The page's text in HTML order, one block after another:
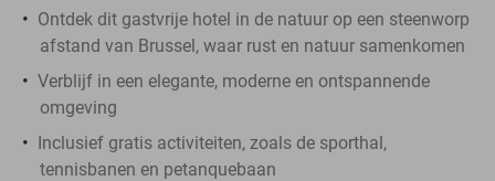
Ontdek dit gastvrije hotel in de natuur op een steenworp
afstand van Brussel, waar rust en natuur samenkomen
Verblijf in een elegante, moderne en ontspannende
omgeving
Inclusief gratis activiteiten, zoals de sporthal,
tennisbanen en petanquebaan